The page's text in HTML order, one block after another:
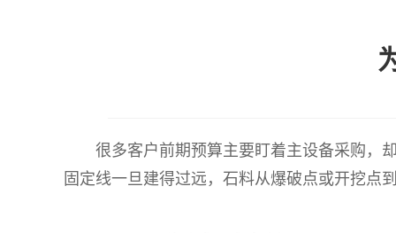
很多客户前期预算主要盯着主设备采购，
固定线一旦建得过远，石料从爆破点或开挖点